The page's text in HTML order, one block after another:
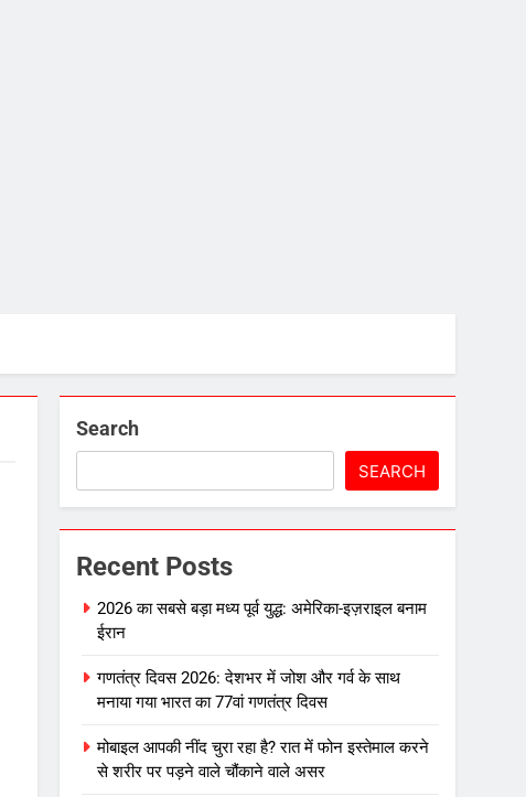
Search
SEARCH
Recent Posts
2026 का सबसे बड़ा मध्य पूर्व युद्ध: अमेरिका-इज़राइल बनाम
ईरान
गणतंत्र दिवस 2026: देशभर में जोश और गर्व के साथ
मनाया गया भारत का 77वां गणतंत्र दिवस
मोबाइल आपकी नींद चुरा रहा है? रात में फोन इस्तेमाल करने
से शरीर पर पड़ने वाले चौंकाने वाले असर